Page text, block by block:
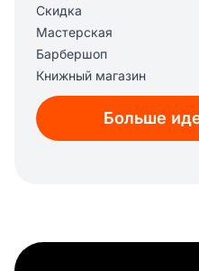
Скидка
Мастерская
Барбершоп
Книжный магазин
Клининг
Netflix
Ремонт
Больше